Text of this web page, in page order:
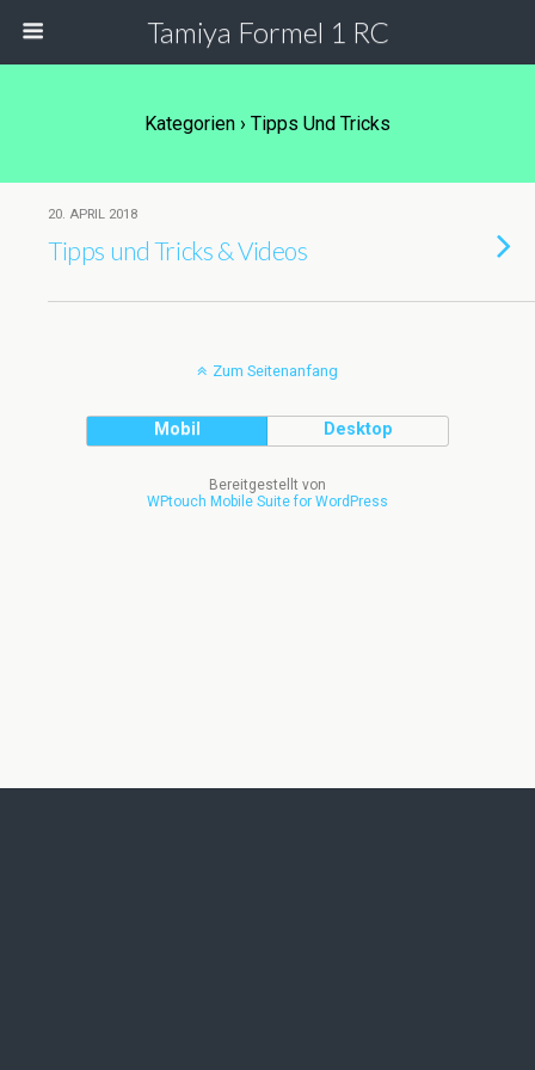
Tamiya Formel 1 RC
Kategorien › Tipps Und Tricks
20. APRIL 2018
Tipps und Tricks & Videos
Zum Seitenanfang
Mobil Desktop
Bereitgestellt von
WPtouch Mobile Suite for WordPress